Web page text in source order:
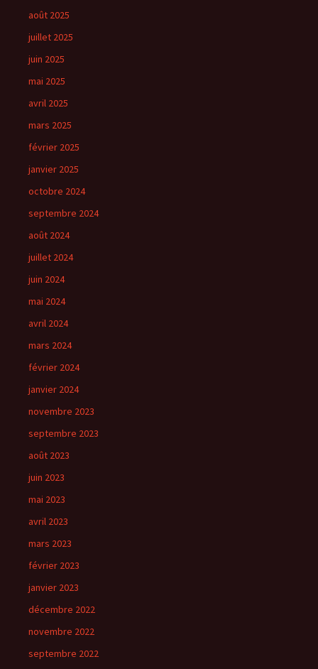
août 2025
juillet 2025
juin 2025
mai 2025
avril 2025
mars 2025
février 2025
janvier 2025
octobre 2024
septembre 2024
août 2024
juillet 2024
juin 2024
mai 2024
avril 2024
mars 2024
février 2024
janvier 2024
novembre 2023
septembre 2023
août 2023
juin 2023
mai 2023
avril 2023
mars 2023
février 2023
janvier 2023
décembre 2022
novembre 2022
septembre 2022